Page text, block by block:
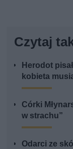
Czytaj
Herodot
kobieta
Córki
w strachu”
Odarci ze